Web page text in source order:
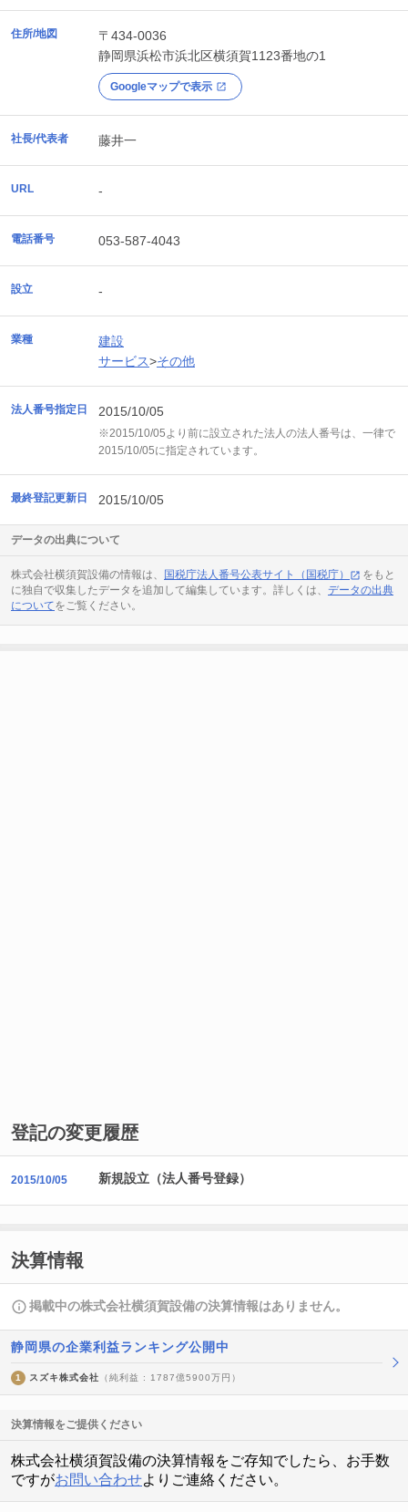
住所/地図
〒434-0036
静岡県浜松市浜北区横須賀1123番地の1
Googleマップで表示
社長/代表者 藤井一
URL -
電話番号 053-587-4043
設立 -
業種
建設
サービス>その他
法人番号指定日 2015/10/05
※2015/10/05より前に設立された法人の法人番号は、一律で
2015/10/05に指定されています。
最終登記更新日 2015/10/05
データの出典について
株式会社横須賀設備の情報は、 国税庁法人番号公表サイト（国税庁）
をもと
に独自で収集したデータを追加して編集しています。詳しくは、 データの出典
についてをご覧ください。
登記の変更履歴
2015/10/05 新規設立（法人番号登録）
決算情報
掲載中の株式会社横須賀設備の決算情報はありません。
静岡県の企業利益ランキング公開中
1 スズキ株式会社 （純利益 : 1787億5900万円）
決算情報をご提供ください
株式会社横須賀設備の決算情報をご存知でしたら、お手数
ですがお問い合わせよりご連絡ください。